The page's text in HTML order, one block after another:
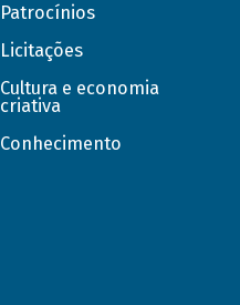
Patrocínios
Licitações
Cultura e economia
criativa
Conhecimento